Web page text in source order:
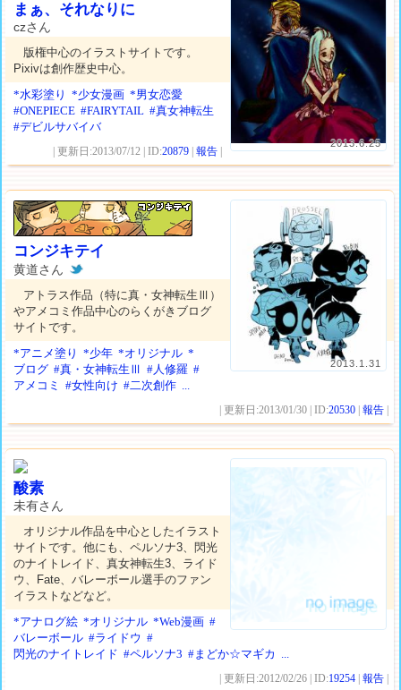
2013.6.25
まぁ、それなりに
czさん
版権中心のイラストサイトです。
Pixivは創作歴史中心。
*水彩塗り
*少女漫画 *男女恋愛
#ONEPIECE #FAIRYTAIL #真女神転生
#デビルサバイバ
| 更新日:2013/07/12 | ID:20879 |報告
2013.1.31
コンジキテイ
黄道さん
アトラス作品（特に真・女神転生Ⅲ）
やアメコミ作品中心のらくがきブログ
サイトです。
*アニメ塗り
*少年 *オリジナル *
ブログ #真・女神転生Ⅲ #人修羅 #
アメコミ
#女性向け #二次創作 ...
| 更新日:2013/01/30 | ID:20530 |報告
酸素
未有さん
オリジナル作品を中心としたイラスト
サイトです。他にも、ペルソナ3、閃光
のナイトレイド、真女神転生3、ライド
ウ、Fate、バレーボール選手のファン
イラストなどなど。
*アナログ絵 *オリジナル *Web漫画 #
バレーボール #ライドウ #
閃光のナイトレイド #ペルソナ3 #まどか☆マギカ ...
| 更新日:2012/02/26 | ID:19254 |報告